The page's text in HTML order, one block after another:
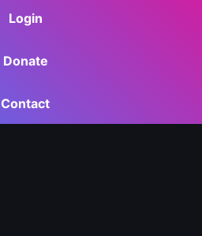
Login
Donate
Contact